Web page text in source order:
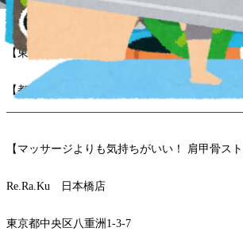
【日本橋三越本店徒歩5分】【コレド室町徒歩5
【東京メトロ銀座線京橋駅より１駅 日本橋
【都営浅草線宝町駅より１駅 日本橋駅 A７ 出
【マッサージよりも気持ちがいい！ 肩甲骨スト
Re.Ra.Ku 日本橋店
東京都中央区八重洲1-3-7